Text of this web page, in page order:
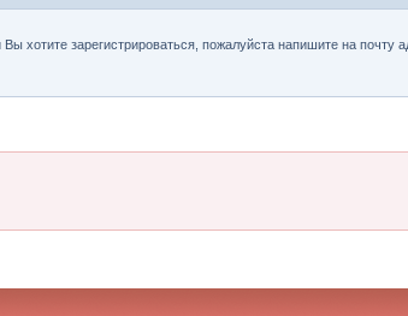
зарегистрироваться, пожалуйста напишите на почту